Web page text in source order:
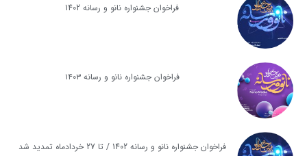
فراخوان جشنواره نانو و رسانه 1402
فراخوان جشنواره نانو و رسانه ۱۴۰۳
فراخوان جشنواره نانو و رسانه 1402 / تا 27 خردادماه تمدید شد